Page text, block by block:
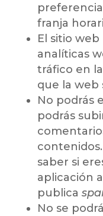
franja
El sitio
analíticas
tráfico en
que la web
No podrás
podrás
saber si
aplicación
publica
No se